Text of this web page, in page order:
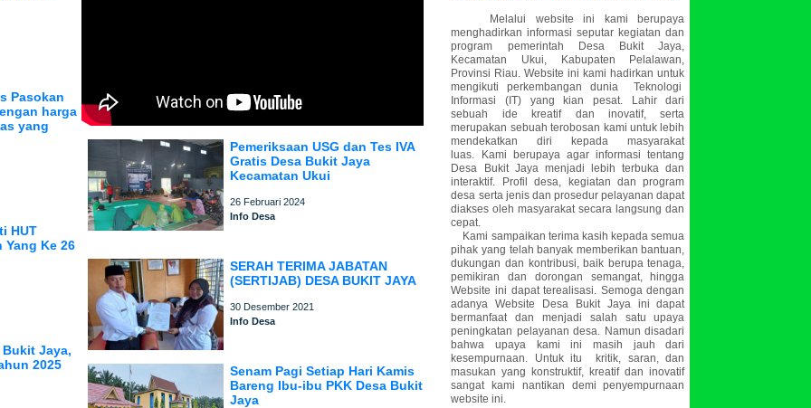
Pasokan
harga
yang
HUT
Yang Ke 26
Jaya,
2025
Pemeriksaan USG dan Tes IVA
Gratis Desa Bukit Jaya
Kecamatan Ukui
26 Februari 2024
Info Desa
SERAH TERIMA JABATAN
(SERTIJAB) DESA BUKIT JAYA
30 Desember 2021
Info Desa
Senam Pagi Setiap Hari Kamis
Bareng Ibu-ibu PKK Desa Bukit
Jaya
Melalui website ini kami berupaya
menghadirkan informasi seputar kegiatan dan
program pemerintah Desa Bukit Jaya,
Kecamatan Ukui, Kabupaten Pelalawan,
Provinsi Riau. Website ini kami hadirkan untuk
mengikuti perkembangan dunia Teknologi
Informasi (IT) yang kian pesat. Lahir dari
sebuah ide kreatif dan inovatif, serta
merupakan sebuah terobosan kami untuk lebih
mendekatkan diri kepada masyarakat
luas.
Kami berupaya agar informasi tentang
Desa Bukit Jaya menjadi lebih terbuka dan
interaktif. Profil desa, kegiatan dan program
desa serta jenis dan prosedur pelayanan dapat
diakses oleh masyarakat secara langsung dan
cepat.
Kami sampaikan terima kasih kepada semua
pihak yang telah banyak memberikan bantuan,
dukungan dan kontribusi, baik berupa tenaga,
pemikiran dan dorongan semangat, hingga
Website ini dapat terealisasi. Semoga dengan
adanya Website Desa Bukit Jaya ini dapat
bermanfaat dan menjadi salah satu upaya
peningkatan pelayanan desa. Namun disadari
bahwa upaya kami ini masih jauh dari
kesempurnaan. Untuk itu kritik, saran, dan
masukan yang konstruktif, kreatif dan inovatif
sangat kami nantikan demi penyempurnaan
website ini.